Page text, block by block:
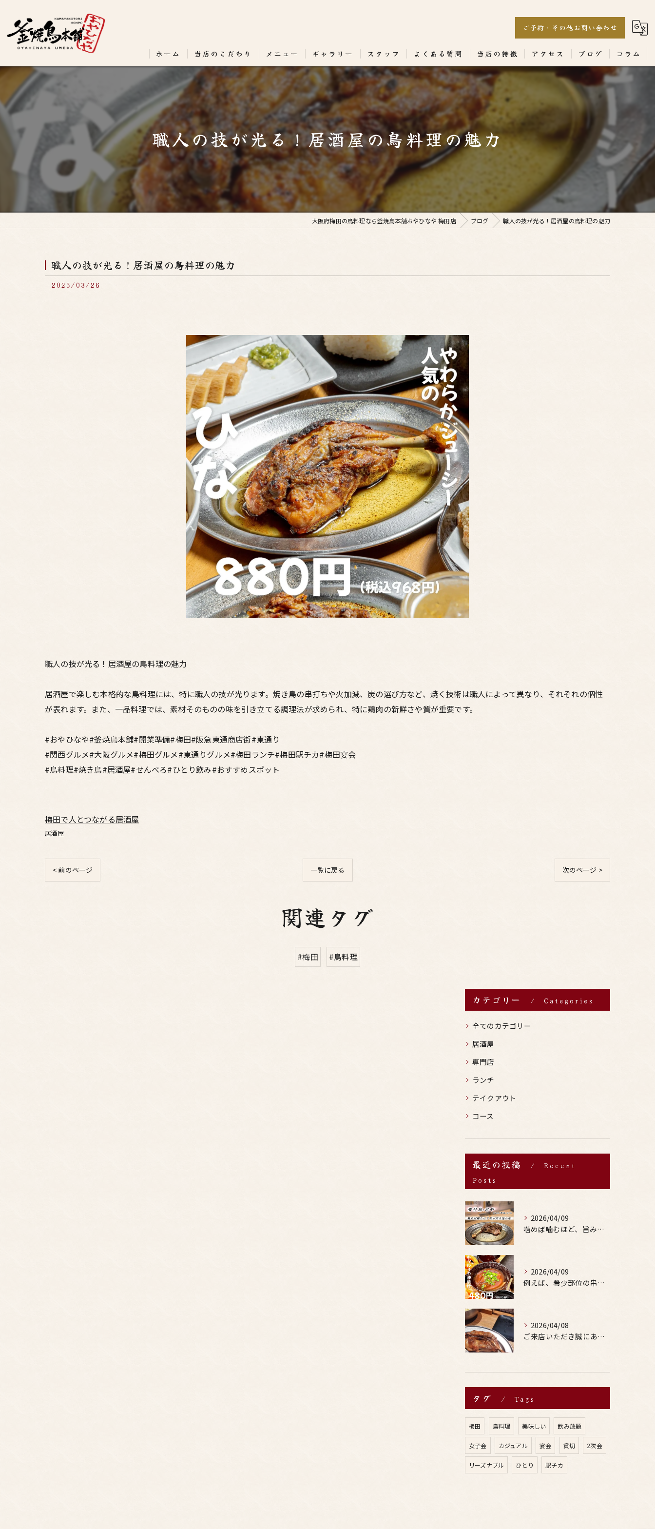
ご予約・その他お問い合わせ
ホーム 当店のこだわり メニュー ギャラリー スタッフ よくある質問 当店の特徴
居酒屋
専門店
ランチ
アクセス ブログ コラム
職人の技が光る！居酒屋の鳥料理の魅力
大阪府梅田の鳥料理なら釜焼鳥本舗おやひなや 梅田店 ブログ 職人の技が光る！居酒屋の鳥料理の魅力
職人の技が光る！居酒屋の鳥料理の魅力
2025/03/26
職人の技が光る！居酒屋の鳥料理の魅力
居酒屋で楽しむ本格的な鳥料理には、特に職人の技が光ります。焼き鳥の串打ちや火加減、炭の選び方など、焼く技術は職人によって異なり、それぞれの個性
が表れます。また、一品料理では、素材そのものの味を引き立てる調理法が求められ、特に鶏肉の新鮮さや質が重要です。
#おやひなや#釜焼鳥本舗#開業準備#梅田#阪急東通商店街#東通り
#関西グルメ#大阪グルメ#梅田グルメ#東通りグルメ#梅田ランチ#梅田駅チカ#梅田宴会
#鳥料理#焼き鳥#居酒屋#せんべろ#ひとり飲み#おすすめスポット
梅田で人とつながる居酒屋
居酒屋
< 前のページ 一覧に戻る 次のページ >
関連タグ
#梅田 #鳥料理
カテゴリー Categories
全てのカテゴリー
居酒屋
専門店
ランチ
テイクアウト
コース
最近の投稿
Recent
Posts
2026/04/09
噛めば噛むほど、旨みがあふれる。
2026/04/09
例えば、希少部位の串を試したり、季節限定の地酒を味わったりす...
2026/04/08
ご来店いただき誠にありがとうございます。
タグ Tags
梅田 鳥料理 美味しい 飲み放題
女子会 カジュアル 宴会 貸切 2次会
リーズナブル ひとり 駅チカ